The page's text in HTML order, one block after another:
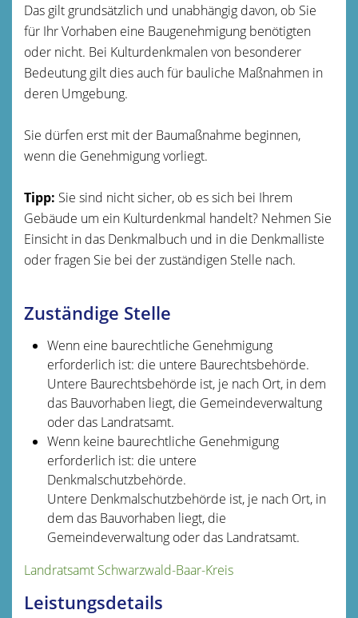
Das gilt grundsätzlich und unabhängig davon, ob Sie
für Ihr Vorhaben eine Baugenehmigung benötigten
oder nicht. Bei Kulturdenkmalen von besonderer
Bedeutung gilt dies auch für bauliche Maßnahmen in
deren Umgebung.
Sie dürfen erst mit der Baumaßnahme beginnen,
wenn die Genehmigung vorliegt.
Tipp: Sie sind nicht sicher, ob es sich bei Ihrem
Gebäude um ein Kulturdenkmal handelt? Nehmen Sie
Einsicht in das Denkmalbuch und in die Denkmalliste
oder fragen Sie bei der zuständigen Stelle nach.
Zuständige Stelle
Wenn eine baurechtliche Genehmigung
erforderlich ist: die untere Baurechtsbehörde.
Untere Baurechtsbehörde ist, je nach Ort, in dem
das Bauvorhaben liegt, die Gemeindeverwaltung
oder das Landratsamt.
Wenn keine baurechtliche Genehmigung
erforderlich ist: die untere
Denkmalschutzbehörde.
Untere Denkmalschutzbehörde ist, je nach Ort, in
dem das Bauvorhaben liegt, die
Gemeindeverwaltung oder das Landratsamt.
Landratsamt Schwarzwald-Baar-Kreis
Leistungsdetails